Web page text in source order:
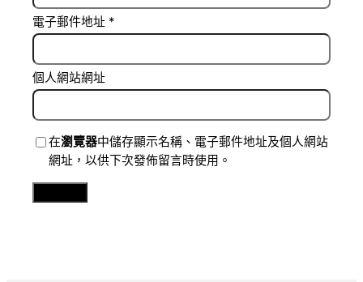
電子郵件地址 *
個人網站網址
在瀏覽器中儲存顯示名稱、電子郵件地址及個人網站
網址，以供下次發佈留言時使用。